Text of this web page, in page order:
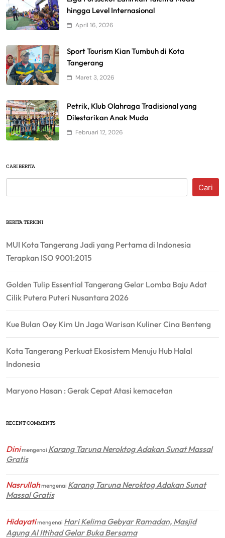
hingga Level Internasional
April 16, 2026
Sport Tourism Kian Tumbuh di Kota
Tangerang
Maret 3, 2026
Petrik, Klub Olahraga Tradisional yang
Dilestarikan Anak Muda
Februari 12, 2026
CARI BERITA
Cari
BERITA TERKINI
MUI Kota Tangerang Jadi yang Pertama di Indonesia
Terapkan ISO 9001:2015
Golden Tulip Essential Tangerang Gelar Lomba Baju Adat
Cilik Putera Puteri Nusantara 2026
Kue Bulan Oey Kim Un Jaga Warisan Kuliner Cina Benteng
Kota Tangerang Perkuat Ekosistem Menuju Hub Halal
Indonesia
Maryono Hasan : Gerak Cepat Atasi kemacetan
RECENT COMMENTS
Dinimengenai Karang Taruna Neroktog Adakan Sunat Massal
Gratis
Nasrullahmengenai Karang Taruna Neroktog Adakan Sunat
Massal Gratis
Hidayatimengenai Hari Kelima Gebyar Ramadan, Masjid
Agung Al Ittihad Gelar Buka Bersama